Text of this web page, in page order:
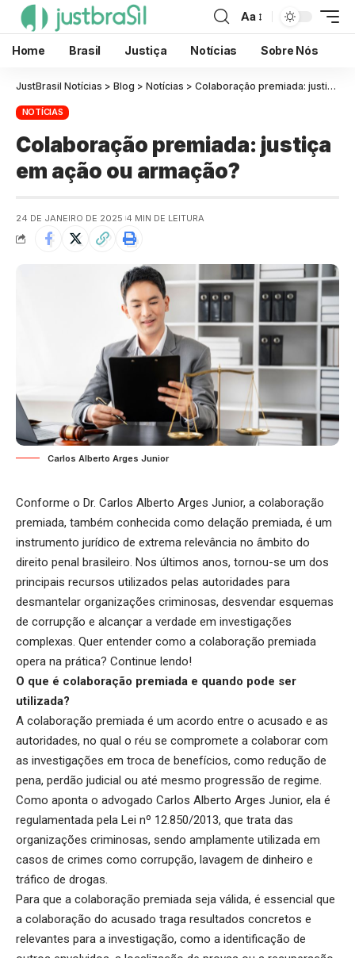
Aa
Home Brasil Justiça Notícias Sobre Nós
JustBrasil Notícias > Blog > Notícias > Colaboração premiada: justiça em ação ou armação?
NOTÍCIAS
Colaboração premiada: justiça
em ação ou armação?
24 DE JANEIRO DE 2025 4 MIN DE LEITURA
Carlos Alberto Arges Junior
Conforme o Dr. Carlos Alberto Arges Junior, a colaboração
premiada, também conhecida como delação premiada, é um
instrumento jurídico de extrema relevância no âmbito do
direito penal brasileiro. Nos últimos anos, tornou-se um dos
principais recursos utilizados pelas autoridades para
desmantelar organizações criminosas, desvendar esquemas
de corrupção e alcançar a verdade em investigações
complexas. Quer entender como a colaboração premiada
opera na prática? Continue lendo!
O que é colaboração premiada e quando pode ser
utilizada?
A colaboração premiada é um acordo entre o acusado e as
autoridades, no qual o réu se compromete a colaborar com
as investigações em troca de benefícios, como redução de
pena, perdão judicial ou até mesmo progressão de regime.
Como aponta o advogado Carlos Alberto Arges Junior, ela é
regulamentada pela Lei nº 12.850/2013, que trata das
organizações criminosas, sendo amplamente utilizada em
casos de crimes como corrupção, lavagem de dinheiro e
tráfico de drogas.
Para que a colaboração premiada seja válida, é essencial que
a colaboração do acusado traga resultados concretos e
relevantes para a investigação, como a identificação de